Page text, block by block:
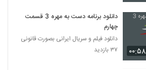
۰۰:۵۸
دانلود برنامه دست به مهره 3 قسمت
چهارم
دانلود فیلم و سریال ایرانی بصورت قانونی
۳۷ بازدید